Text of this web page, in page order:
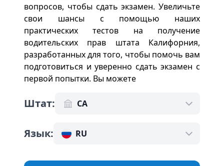
вопросов, чтобы сдать экзамен. Увеличьте
свои шансы с помощью наших
практических тестов на получение
водительских прав штата Калифорния,
разработанных для того, чтобы помочь вам
подготовиться и уверенно сдать экзамен с
первой попытки. Вы можете
Штат: CA
Язык: RU